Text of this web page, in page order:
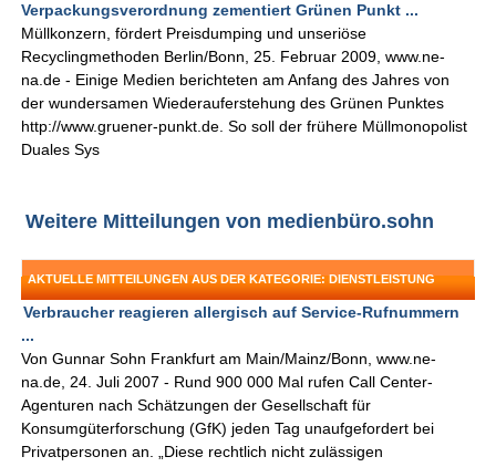
Verpackungsverordnung zementiert Grünen Punkt ...
Müllkonzern, fördert Preisdumping und unseriöse
Recyclingmethoden Berlin/Bonn, 25. Februar 2009, www.ne-
na.de - Einige Medien berichteten am Anfang des Jahres von
der wundersamen Wiederauferstehung des Grünen Punktes
http://www.gruener-punkt.de. So soll der frühere Müllmonopolist
Duales Sys
Weitere Mitteilungen von medienbüro.sohn
AKTUELLE MITTEILUNGEN AUS DER KATEGORIE: DIENSTLEISTUNG
Verbraucher reagieren allergisch auf Service-Rufnummern
...
Von Gunnar Sohn Frankfurt am Main/Mainz/Bonn, www.ne-
na.de, 24. Juli 2007 - Rund 900 000 Mal rufen Call Center-
Agenturen nach Schätzungen der Gesellschaft für
Konsumgüterforschung (GfK) jeden Tag unaufgefordert bei
Privatpersonen an. „Diese rechtlich nicht zulässigen